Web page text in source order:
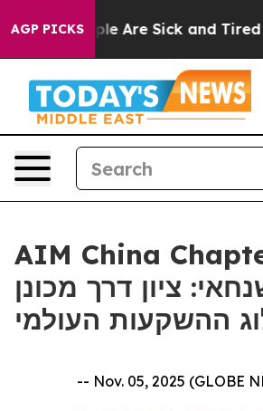
AGP PICKS
“People Are Sick and Tired
AIM China
ציון דרך מכונן
ההשקעות העולמי